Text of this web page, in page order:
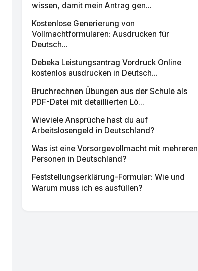
wissen, damit mein Antrag gen...
Kostenlose Generierung von
Vollmachtformularen: Ausdrucken für
Deutsch...
Debeka Leistungsantrag Vordruck Online
kostenlos ausdrucken in Deutsch...
Bruchrechnen Übungen aus der Schule als
PDF-Datei mit detaillierten Lö...
Wieviele Ansprüche hast du auf
Arbeitslosengeld in Deutschland?
Was ist eine Vorsorgevollmacht mit mehreren
Personen in Deutschland?
Feststellungserklärung-Formular: Wie und
Warum muss ich es ausfüllen?